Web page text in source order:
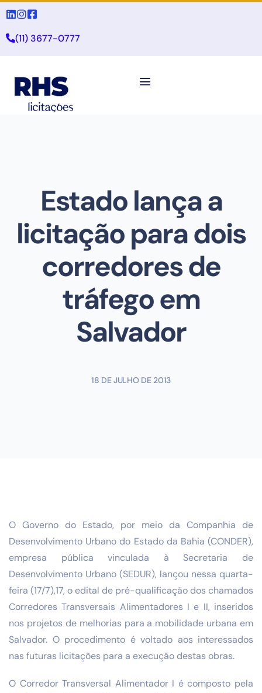
(11) 3677-0777
Estado lança a
licitação para dois
corredores de
tráfego em
Salvador
18 DE JULHO DE 2013
O Governo do Estado, por meio da Companhia de
Desenvolvimento Urbano do Estado da Bahia (CONDER),
empresa pública vinculada à Secretaria de
Desenvolvimento Urbano (SEDUR), lançou nessa quarta-
feira (17/7),17, o edital de pré-qualificação dos chamados
Corredores Transversais Alimentadores I e II, inseridos
nos projetos de melhorias para a mobilidade urbana em
Salvador. O procedimento é voltado aos interessados
nas futuras licitações para a execução destas obras.
O Corredor Transversal Alimentador I é composto pela